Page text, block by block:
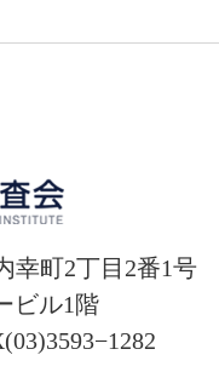
幸町2丁目2番1号
ビル1階